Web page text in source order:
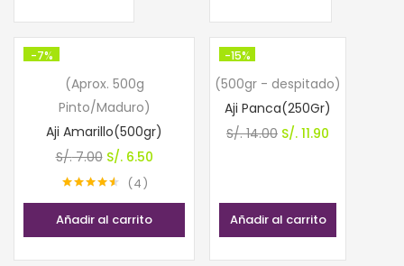
S/. 10.50.S/. 9.90.
S/. 5.50.S/. 3.99.
-7%
(Aprox. 500g
Pinto/Maduro)
Aji Amarillo(500gr)
S/.7.00 El
precio
original
era:
S/.6.50El
actual
es:
de 5
4
Añadir al carrito
-15%
(500gr - despitado)
Aji Panca(250Gr)
S/.14.00 El
era:
S/. 14.00.
S/. 11.90
es:
Añadir al carrito